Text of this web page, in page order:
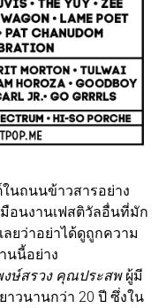
นถนนข้าวสารอย่าง
มือนงานเฟสติวัลอื่นที่มัก
ยว่าอย่าได้ดูถูกความ
นนี้อย่าง
งษ์สรวง คุณประสพผู้มี
วนานกว่า 20 ปี ซึ่งใน